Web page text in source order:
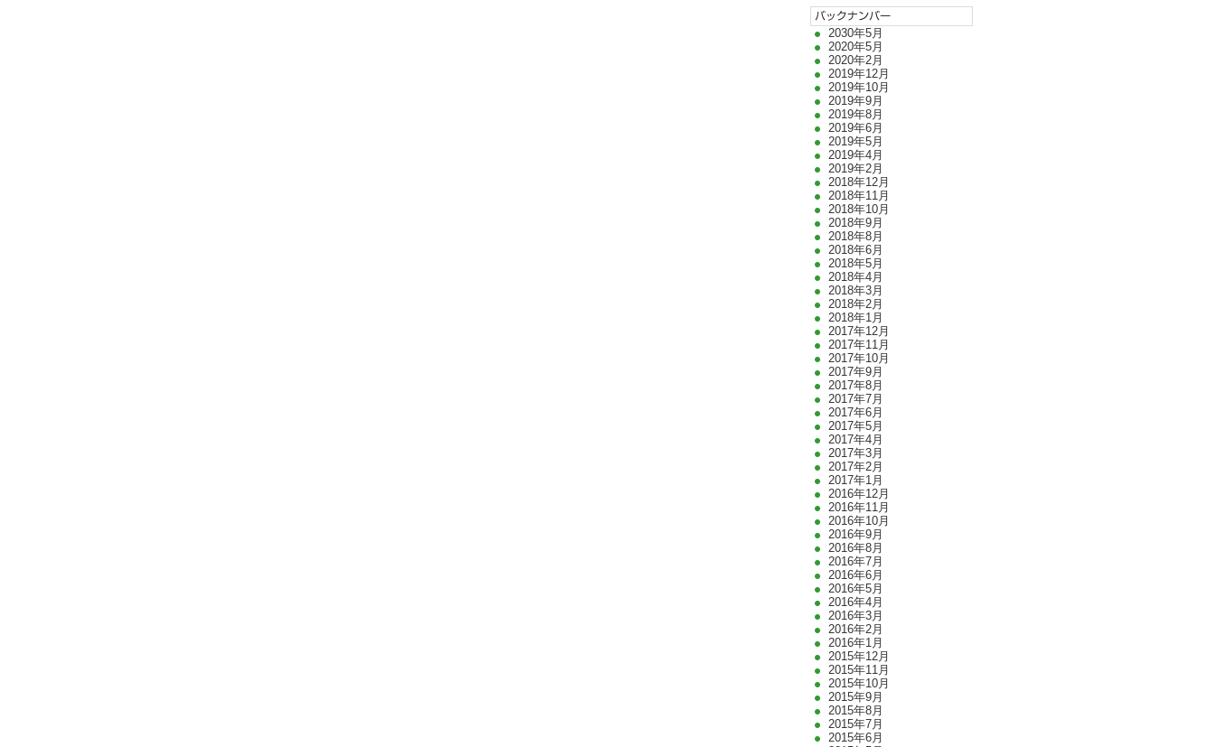
2030年5月
2020年5月
2020年2月
2019年12月
2019年10月
2019年9月
2019年8月
2019年6月
2019年5月
2019年4月
2019年2月
2018年12月
2018年11月
2018年10月
2018年9月
2018年8月
2018年6月
2018年5月
2018年4月
2018年3月
2018年2月
2018年1月
2017年12月
2017年11月
2017年10月
2017年9月
2017年8月
2017年7月
2017年6月
2017年5月
2017年4月
2017年3月
2017年2月
2017年1月
2016年12月
2016年11月
2016年10月
2016年9月
2016年8月
2016年7月
2016年6月
2016年5月
2016年4月
2016年3月
2016年2月
2016年1月
2015年12月
2015年11月
2015年10月
2015年9月
2015年8月
2015年7月
2015年6月